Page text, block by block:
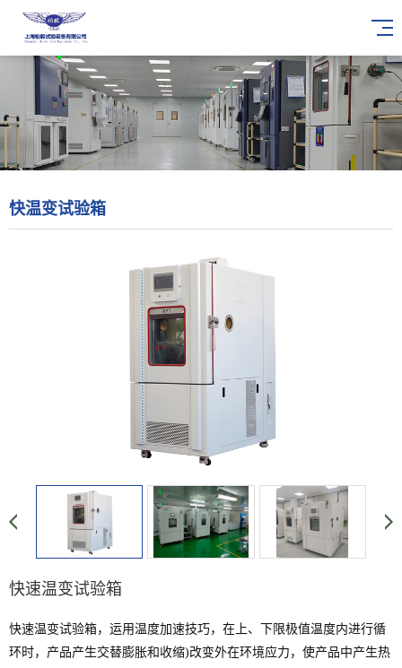
快温变试验箱
快速温变试验箱
快速温变试验箱，运用温度加速技巧，在上、下限极值温度内进行循
环时，产品产生交替膨胀和收缩)改变外在环境应力，使产品中产生热